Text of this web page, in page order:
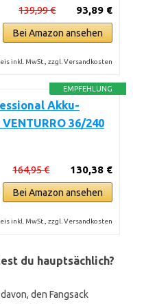
93,89 €
139,99 €
Bei Amazon ansehen
inkl. MwSt., zzgl. Versandkosten
EMPFEHLUNG
Akku-
36/240
130,38 €
164,95 €
Bei Amazon ansehen
inkl. MwSt., zzgl. Versandkosten
du hauptsächlich?
den Fangsack